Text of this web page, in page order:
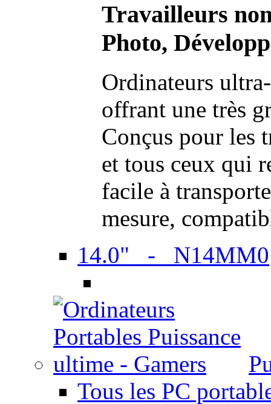
Travailleurs
Photo,
Ordinateurs
offrant une très
Conçus pour les
et tous ceux qui
facile à
mesure,
14.0" - N14MM0
Tous les PC